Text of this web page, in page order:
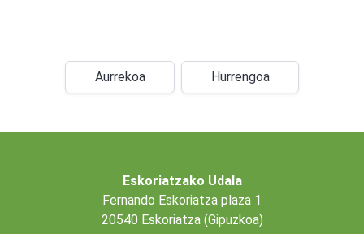
Aurrekoa Hurrengoa
Eskoriatzako Udala
Fernando Eskoriatza plaza 1
20540 Eskoriatza (Gipuzkoa)